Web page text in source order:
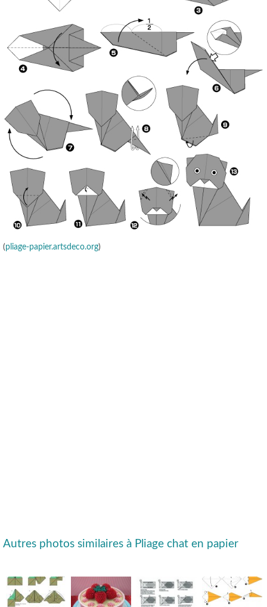
(pliage-papier.artsdeco.org)
Autres photos similaires à Pliage chat en papier